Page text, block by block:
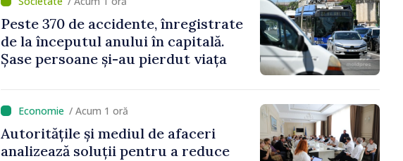
Peste 370 de accidente, înregistrate
de la începutul anului în capitală.
Șase persoane și-au pierdut viața
/ Acum 1 oră
Autoritățile și mediul de afaceri
analizează soluții pentru a reduce